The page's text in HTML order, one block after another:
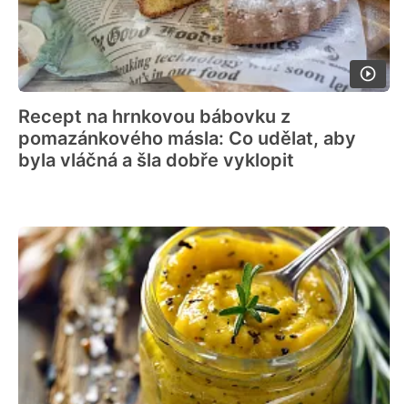
Recept na hrnkovou bábovku z
pomazánkového másla: Co udělat, aby
byla vláčná a šla dobře vyklopit